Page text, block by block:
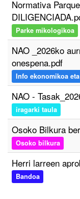
Normativa
Parke mikologikoa
NAO _2026ko
onespena.pdf
Info ekonomikoa
NAO -
iragarki taula
Osoko Bilkura
Osoko bilkura
Herri larreen
Bandoa